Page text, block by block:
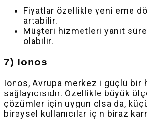
Fiyatlar özellikle yenileme
artabilir.
Müşteri hizmetleri yanıt
olabilir.
7) Ionos
Ionos, Avrupa merkezli güçlü bir
sağlayıcısıdır. Özellikle büyük
çözümler için uygun olsa da,
bireysel kullanıcılar için biraz